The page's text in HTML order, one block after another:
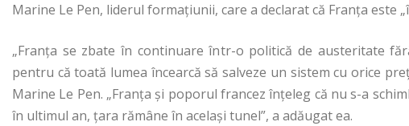
Marine Le Pen, liderul formaţiunii, care a declarat că Franţa este
„Franţa se zbate în continuare într-o politică de austeritate
pentru că toată lumea încearcă să salveze un sistem cu orice
Marine Le Pen. „Franţa şi poporul francez înţeleg că nu s-a
în ultimul an, ţara rămâne în acelaşi tunel”, a adăugat ea.